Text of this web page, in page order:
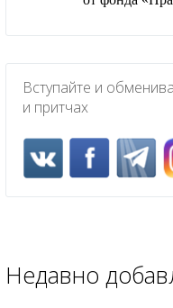
Вступайте и
и притчах
Недавно